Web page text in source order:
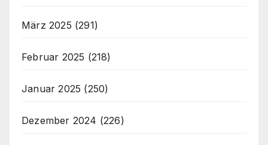
März 2025 (291)
Februar 2025 (218)
Januar 2025 (250)
Dezember 2024 (226)